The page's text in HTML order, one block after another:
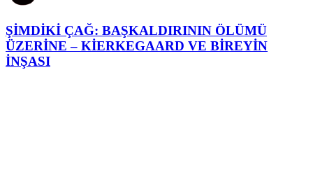
ŞİMDİKİ ÇAĞ: BAŞKALDIRININ ÖLÜMÜ
ÜZERİNE – KİERKEGAARD VE BİREYİN
İNŞASI